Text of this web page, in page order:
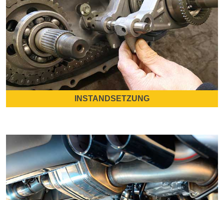
INSTANDSETZUNG